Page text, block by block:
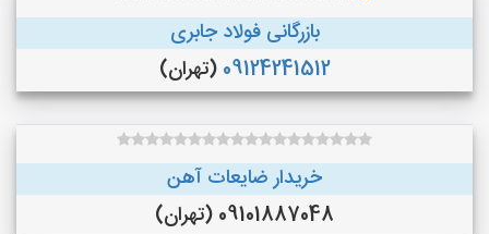
بازرگانی فولاد جابری
09124241512 (تهران)
خریدار ضایعات آهن
09101887048 (تهران)